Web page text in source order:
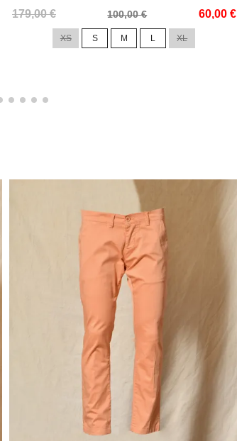
179,00 €
Prix
100,00 € 60,00 €
Prix
XS S M L XL